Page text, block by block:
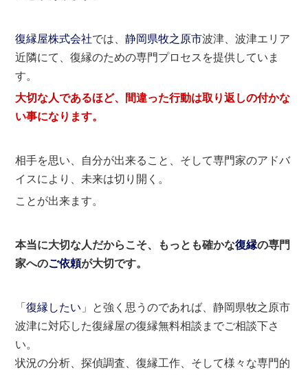
復縁屋株式会社では、静岡県牧之原市波津、波津エリア
近隣にて、復縁のための専門プロセスを提供していま
す。
大切な人であるほど、間違った行動は取り返しの付かな
い事になります。
相手を思い、自分が出来ること、そして専門家のアドバ
イスにより、未来は切り開く。
ことが出来ます。
本当に大切な人だからこそ、もっとも確かな復縁の専門
家へのご依頼が大切です。
「復縁したい 」と強く思うのであれば、静岡県牧之原市
波津に対応した復縁屋の復縁無料相談までご相談下さ
い。
状況の分析、探偵調査、復縁工作、そして様々な専門的